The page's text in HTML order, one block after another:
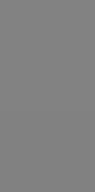
erreichen Sie
wert. In
Auch aus der
deutschsprachigen
Schulungsthemen